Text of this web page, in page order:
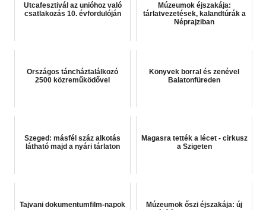
Utcafesztivál az unióhoz való
csatlakozás 10. évfordulóján
Múzeumok éjszakája:
tárlatvezetések, kalandtúrák a
Néprajziban
Országos táncháztalálkozó
2500 közreműködővel
Könyvek borral és zenével
Balatonfüreden
Szeged: másfél száz alkotás
látható majd a nyári tárlaton
Magasra tették a lécet - cirkusz
a Szigeten
Tajvani dokumentumfilm-napok
Múzeumok őszi éjszakája: új